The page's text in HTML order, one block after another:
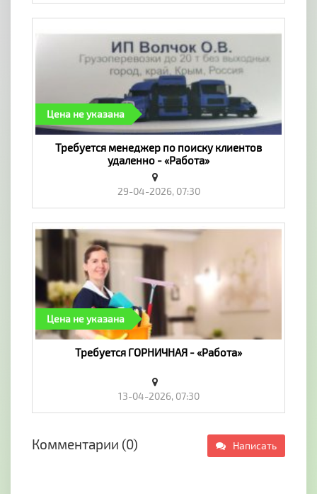
Цена не указана
Требуется менеджер по поиску клиентов
удаленно - «Работа»
29-04-2026, 07:30
Цена не указана
Требуется ГОРНИЧНАЯ - «Работа»
13-04-2026, 07:30
Комментарии (0) Написать